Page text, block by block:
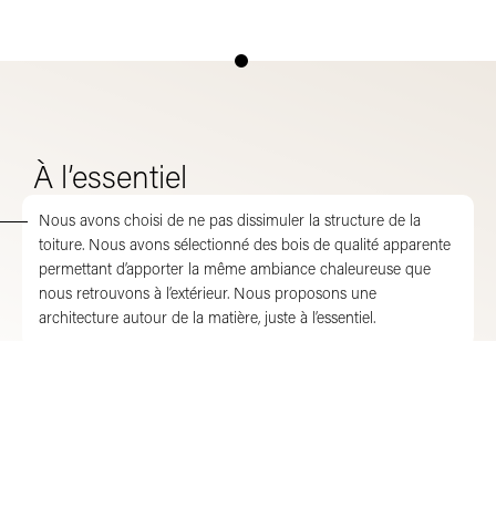
À l’essentiel
Nous avons choisi de ne pas dissimuler la structure de la
toiture. Nous avons sélectionné des bois de qualité apparente
permettant d’apporter la même ambiance chaleureuse que
nous retrouvons à l’extérieur. Nous proposons une
architecture autour de la matière, juste à l’essentiel.